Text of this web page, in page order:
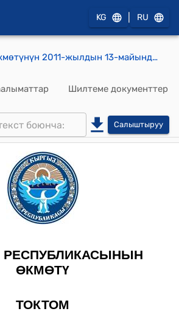
KG RU
КР Өкмөтүнүн 2011-жылдын 13-майындагы №214 "Баалуу кагаздар рыногундагы фондулук биржалардын ишине карата коюлуучу талаптар жөнүндө жобону бекитүү тууралуу" токтому
Шилтеме документтер
Салыштыруу